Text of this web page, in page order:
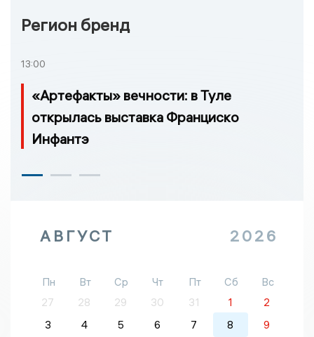
Регион бренд
13:00
«Артефакты» вечности: в Туле
открылась выставка Франциско
Инфантэ
АВГУСТ 2026
Пн Вт Ср Чт Пт Сб
Вс
27
28 29 30 31 1
2
3
4 5 6 7 8
9